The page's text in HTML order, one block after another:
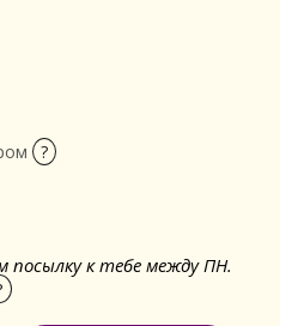
?
посылку к тебе между ПН.